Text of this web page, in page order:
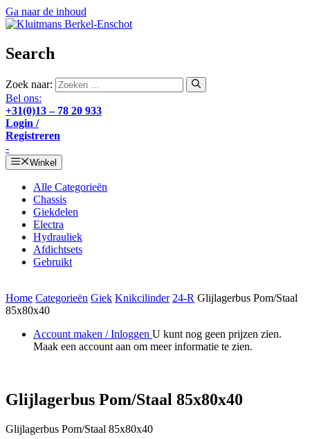
Ga naar de inhoud
Search
Zoek naar:
Bel ons:
+31(0)13 – 78 20 933
Login /
Registreren
-
Winkel
Alle Categorieën
Chassis
Giekdelen
Electra
Hydrauliek
Afdichtsets
Gebruikt
Home Categorieën Giek Knikcilinder 24-R Glijlagerbus Pom/Staal
85x80x40
Account maken / Inloggen U kunt nog geen prijzen zien.
Maak een account aan om meer informatie te zien.
Glijlagerbus Pom/Staal 85x80x40
Glijlagerbus Pom/Staal 85x80x40